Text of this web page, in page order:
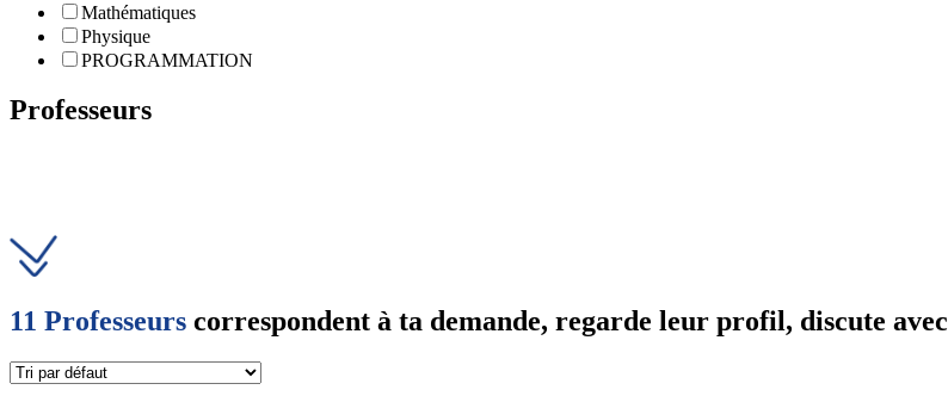
Mathématiques
Physique
PROGRAMMATION
Professeurs
11 Professeurs correspondent à ta demande, regarde leur profil, discute